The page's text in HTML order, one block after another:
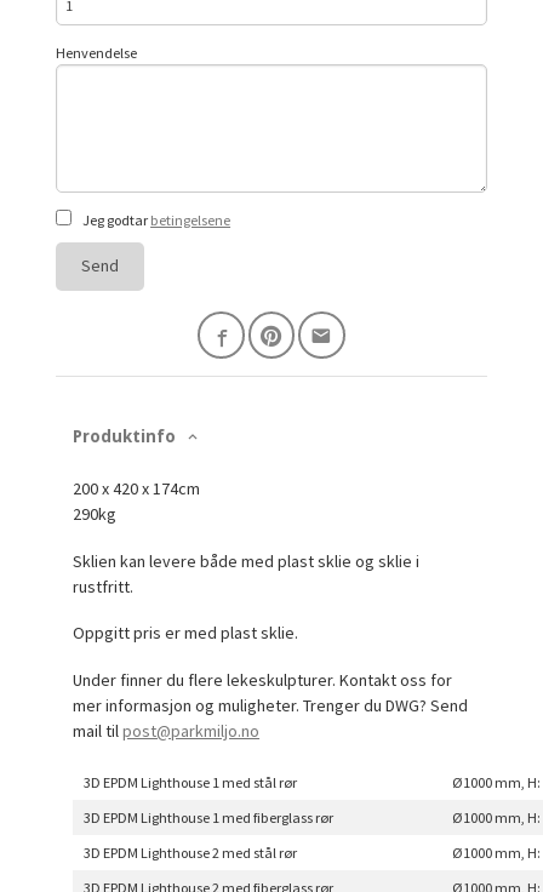
Henvendelse
Jeg godtar betingelsene
Send
Produktinfo
200 x 420 x 174cm
290kg
Sklien kan levere både med plast sklie og sklie i
rustfritt.
Oppgitt pris er med plast sklie.
Under finner du flere lekeskulpturer. Kontakt oss for
mer informasjon og muligheter. Trenger du DWG? Send
mail tilpost@parkmiljo.no
3D EPDM Lighthouse 1 med stål rør
Ø1000 mm,
3D EPDM Lighthouse 1 med fiberglass rør
Ø1000 mm,
3D EPDM Lighthouse 2 med stål rør
Ø1000 mm,
3D EPDM Lighthouse 2 med fiberglass rør
Ø1000 mm,